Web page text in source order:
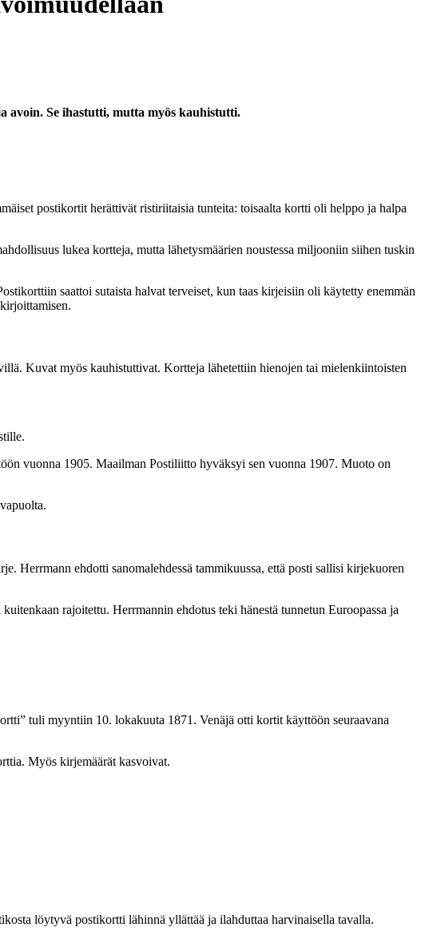
avoin. Se ihastutti, mutta myös kauhistutti.
postikortit herättivät ristiriitaisia tunteita: toisaalta kortti oli helppo ja halpa
lukea kortteja, mutta lähetysmäärien noustessa miljooniin siihen tuskin
saattoi sutaista halvat terveiset, kun taas kirjeisiin oli käytetty enemmän
Kuvat myös kauhistuttivat. Kortteja lähetettiin hienojen tai mielenkiintoisten
vuonna 1905. Maailman Postiliitto hyväksyi sen vuonna 1907. Muoto on
Herrmann ehdotti sanomalehdessä tammikuussa, että posti sallisi kirjekuoren
rajoitettu. Herrmannin ehdotus teki hänestä tunnetun Euroopassa ja
tuli myyntiin 10. lokakuuta 1871. Venäjä otti kortit käyttöön seuraavana
Myös kirjemäärät kasvoivat.
löytyvä postikortti lähinnä yllättää ja ilahduttaa harvinaisella tavalla.